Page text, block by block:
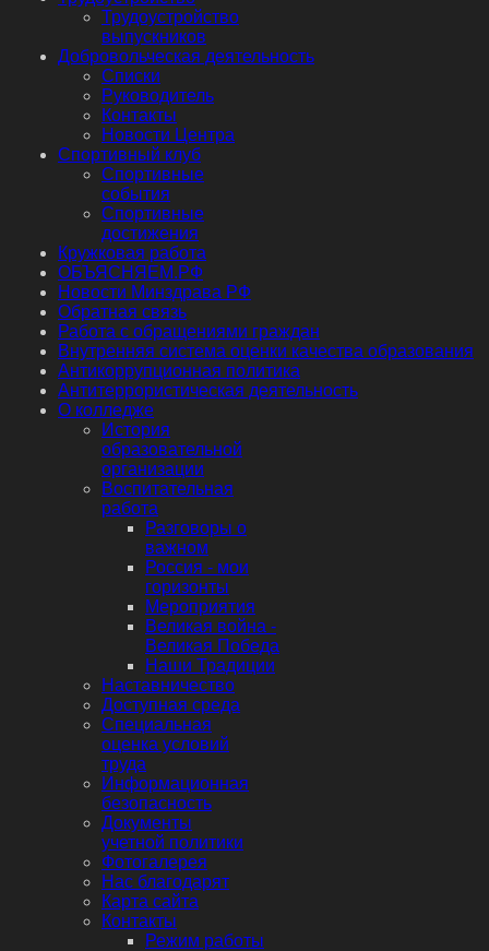
Трудоустройство
выпускников
Добровольческая деятельность
Списки
Руководитель
Контакты
Новости Центра
Спортивный клуб
Спортивные
события
Спортивные
достижения
Кружковая работа
ОБЪЯСНЯЕМ.РФ
Новости Минздрава РФ
Обратная связь
Работа с обращениями граждан
Внутренняя система оценки качества образования
Антикоррупционная политика
Антитеррористическая деятельность
О колледже
История
образовательной
организации
Воспитательная
работа
Разговоры о
важном
Россия - мои
горизонты
Мероприятия
Великая война -
Великая Победа
Наши Традиции
Наставничество
Доступная среда
Специальная
оценка условий
труда
Информационная
безопасность
Документы
учетной политики
Фотогалерея
Нас благодарят
Карта сайта
Контакты
Режим работы